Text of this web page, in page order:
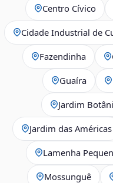
Centro Cívico
Cidade Industrial de
Fazendinha
Guaíra
Jardim
Jardim das Américas
Lamenha
Mossunguê